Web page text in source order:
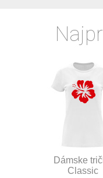
Dámske
Classic